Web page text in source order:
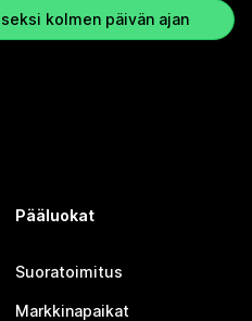
kolmen päivän ajan
Pääluokat
Suoratoimitus
Markkinapaikat